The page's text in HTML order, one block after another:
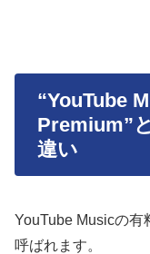
“YouTube
Premium”
違い
YouTube Musicの有
呼ばれます。